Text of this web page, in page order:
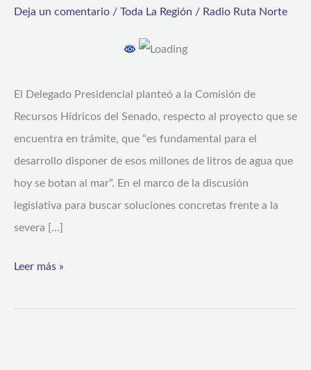
Deja un comentario / Toda La Región / Radio Ruta Norte
El Delegado Presidencial planteó a la Comisión de
Recursos Hídricos del Senado, respecto al proyecto que se
encuentra en trámite, que “es fundamental para el
desarrollo disponer de esos millones de litros de agua que
hoy se botan al mar”. En el marco de la discusión
legislativa para buscar soluciones concretas frente a la
severa […]
la
reutilización
de
agua
de
emisarios
submarinos
Leer más »